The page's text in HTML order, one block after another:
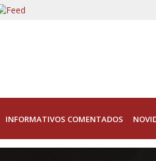
INFORMATIVOS COMENTADOS